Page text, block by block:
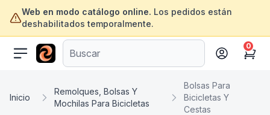
Web en modo catálogo online. Los pedidos están
deshabilitados temporalmente.
ofertasinformatica.com
Cart
0
Inicio
Remolques, Bolsas Y
Mochilas Para Bicicletas
Bolsas Para
Bicicletas Y
Cestas